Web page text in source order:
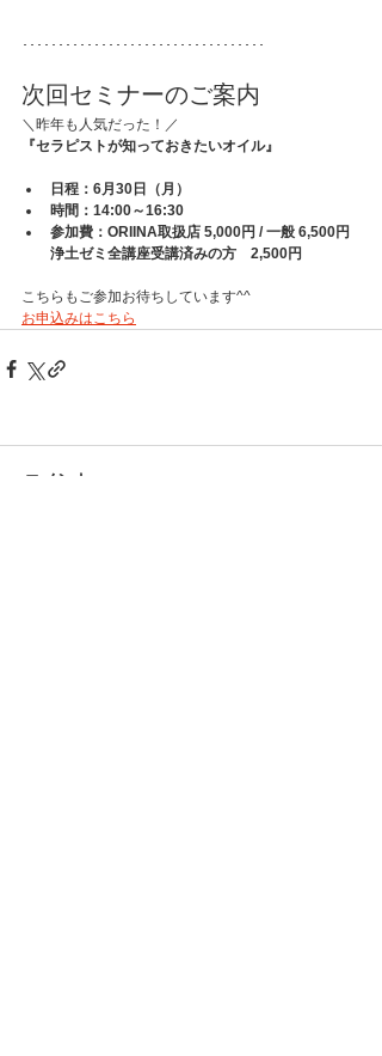
･･････････････････････････････････
次回セミナーのご案内
＼昨年も人気だった！／
『セラピストが知っておきたいオイル』
日程：6月30日（月）
時間：14:00～16:30
参加費：ORIINA取扱店 5,000円 / 一般 6,500円
浄土ゼミ全講座受講済みの方　2,500円
こちらもご参加お待ちしています^^
お申込みはこちら
コメント